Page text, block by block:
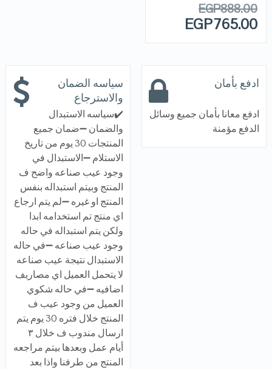
EGP888.00
EGP765.00
ادفع بأمان
ادفع معانا بأمان جميع وسائل
الدفع مؤمنة
سياسه الضمان
والاسترجاع
✔️سياسه الاستبدال
والضمان ➖ضمان جميع
المنتجات 30 يوم من تاريخ
الاستلام ➖الاستبدال في
وجود عيب صناعه واضح ف
المنتج وبيتم استبداله بنفس
المنتج او غيره ➖لم يتم ارجاع
اي منتج تم استخدامه ابدا
ولكن يتم استبداله في حاله
وجود عيب صناعه ➖في حاله
الاستبدال نتيجة عيب صناعه
لا يتحمل العميل اي مصاريف
اضافيه ➖في حاله شكوي
العميل من وجود عيب ف
المنتج خلال فتره 30 يوم يتم
ارسال مندوب ف خلال ٣
أيام عمل وبعدها بيتم مراجعه
المنتج من طرفنا واذا بعد